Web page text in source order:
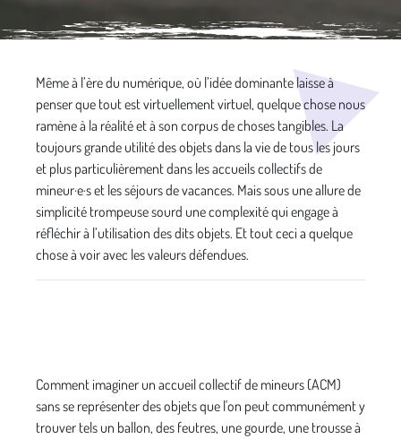
Même à l’ère du numérique, où l’idée dominante laisse à
penser que tout est virtuellement virtuel, quelque chose nous
ramène à la réalité et à son corpus de choses tangibles. La
toujours grande utilité des objets dans la vie de tous les jours
et plus particulièrement dans les accueils collectifs de
mineur·e·s et les séjours de vacances. Mais sous une allure de
simplicité trompeuse sourd une complexité qui engage à
réfléchir à l’utilisation des dits objets. Et tout ceci a quelque
chose à voir avec les valeurs défendues.
Comment imaginer un accueil collectif de mineurs (ACM)
sans se représenter des objets que l'on peut communément y
trouver tels un ballon, des feutres, une gourde, une trousse à